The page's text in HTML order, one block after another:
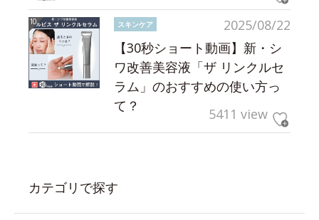
2025/08/22
スキンケア
【30秒ショート動画】新・シ
ワ改善美容液「ザ リンクルセ
ラム」のおすすめの使い方っ
て？
5411 view
カテゴリで探す